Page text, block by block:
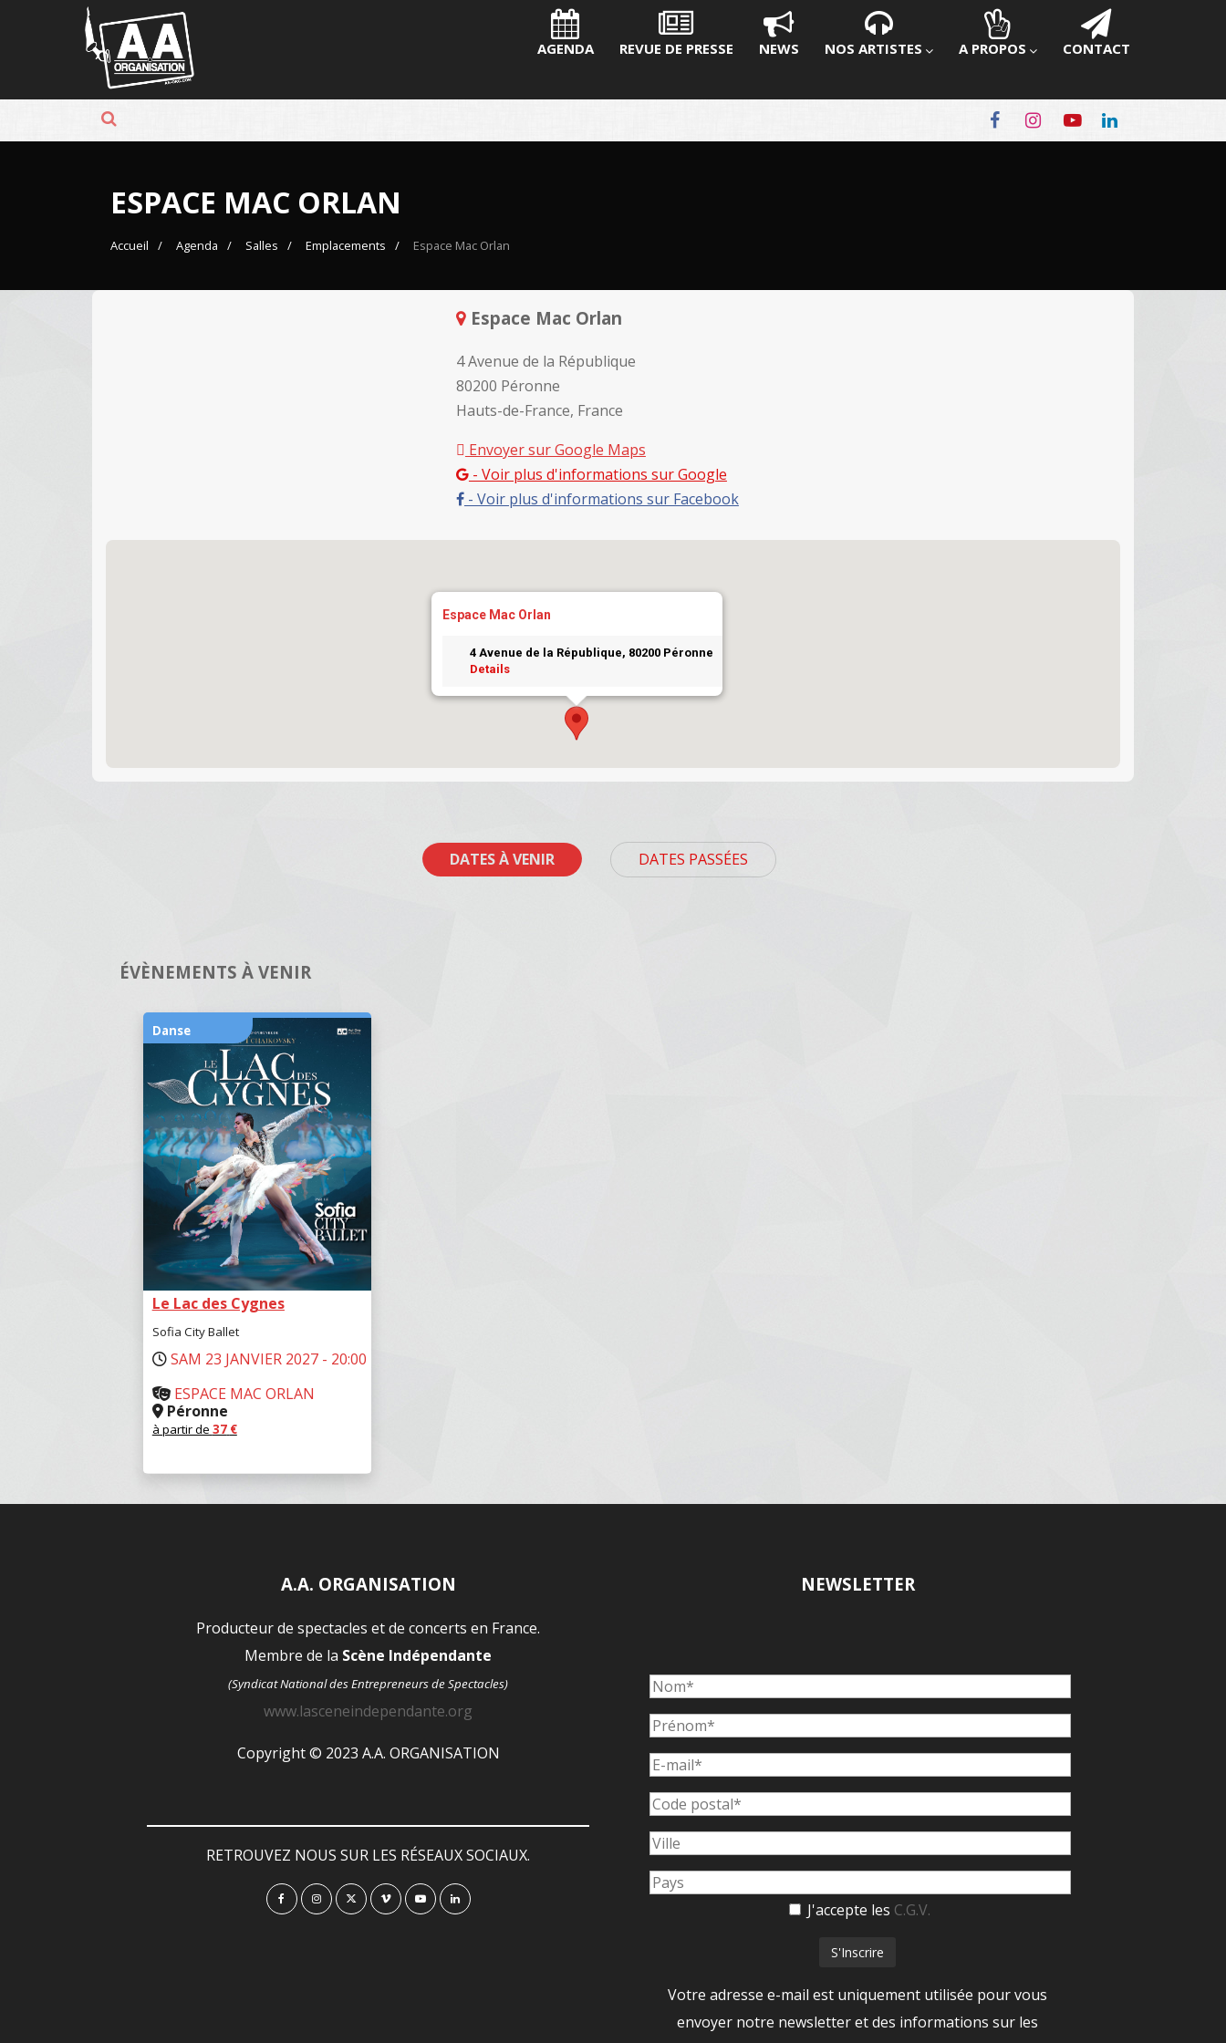
Panneau de gestion des cookies
AGENDA REVUE DE PRESSE NEWS NOS ARTISTES A PROPOS CONTACT
ESPACE MAC ORLAN
Accueil Agenda Salles Emplacements Espace Mac Orlan
Espace Mac Orlan
4 Avenue de la République
80200 Péronne
Hauts-de-France, France
Envoyer sur Google Maps
- Voir plus d'informations sur Google
- Voir plus d'informations sur Facebook
Espace Mac Orlan
4 Avenue de la République, 80200 Péronne
Details
DATES À VENIR DATES PASSÉES
ÉVÈNEMENTS À VENIR
Danse
RÉSERVER
Le Lac des Cygnes
Sofia City Ballet
SAM 23 JANVIER 2027 - 20:00
ESPACE MAC ORLAN
Péronne
à partir de 37 €
A.A. ORGANISATION
Producteur de spectacles et de concerts en France.
Membre de la Scène Indépendante
(Syndicat National des Entrepreneurs de Spectacles)
www.lasceneindependante.org
Copyright © 2023 A.A. ORGANISATION
RETROUVEZ NOUS SUR LES RÉSEAUX SOCIAUX.
NEWSLETTER
J'accepte les C.G.V.
Votre adresse e-mail est uniquement utilisée pour vous
envoyer notre newsletter et des informations sur les